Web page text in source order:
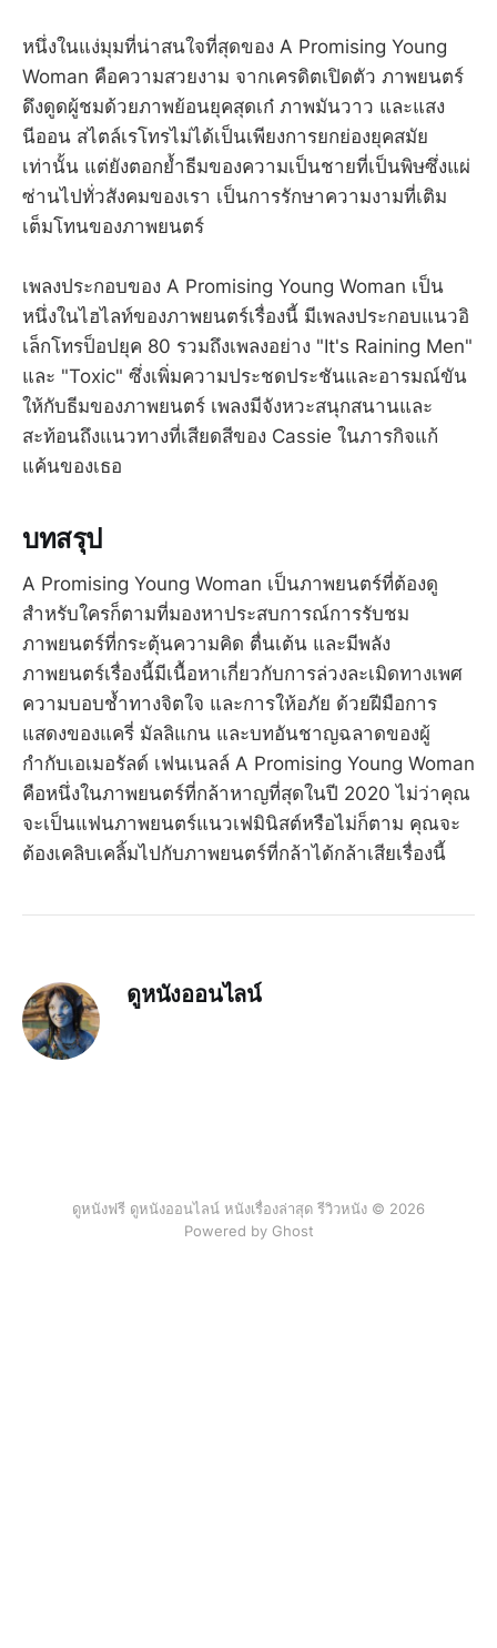
หนึ่งในแง่มุมที่น่าสนใจที่สุดของ A Promising Young
Woman คือความสวยงาม จากเครดิตเปิดตัว ภาพยนตร์
ดึงดูดผู้ชมด้วยภาพย้อนยุคสุดเก๋ ภาพมันวาว และแสง
นีออน สไตล์เรโทรไม่ได้เป็นเพียงการยกย่องยุคสมัย
เท่านั้น แต่ยังตอกย้ำธีมของความเป็นชายที่เป็นพิษซึ่งแผ่
ซ่านไปทั่วสังคมของเรา เป็นการรักษาความงามที่เติม
เต็มโทนของภาพยนตร์
เพลงประกอบของ A Promising Young Woman เป็น
หนึ่งในไฮไลท์ของภาพยนตร์เรื่องนี้ มีเพลงประกอบแนวอิ
เล็กโทรป็อปยุค 80 รวมถึงเพลงอย่าง "It's Raining Men"
และ "Toxic" ซึ่งเพิ่มความประชดประชันและอารมณ์ขัน
ให้กับธีมของภาพยนตร์ เพลงมีจังหวะสนุกสนานและ
สะท้อนถึงแนวทางที่เสียดสีของ Cassie ในภารกิจแก้
แค้นของเธอ
บทสรุป
A Promising Young Woman เป็นภาพยนตร์ที่ต้องดู
สำหรับใครก็ตามที่มองหาประสบการณ์การรับชม
ภาพยนตร์ที่กระตุ้นความคิด ตื่นเต้น และมีพลัง
ภาพยนตร์เรื่องนี้มีเนื้อหาเกี่ยวกับการล่วงละเมิดทางเพศ
ความบอบช้ำทางจิตใจ และการให้อภัย ด้วยฝีมือการ
แสดงของแครี่ มัลลิแกน และบทอันชาญฉลาดของผู้
กำกับเอเมอรัลด์ เฟนเนลล์ A Promising Young Woman
คือหนึ่งในภาพยนตร์ที่กล้าหาญที่สุดในปี 2020 ไม่ว่าคุณ
จะเป็นแฟนภาพยนตร์แนวเฟมินิสต์หรือไม่ก็ตาม คุณจะ
ต้องเคลิบเคลิ้มไปกับภาพยนตร์ที่กล้าได้กล้าเสียเรื่องนี้
ดูหนังออนไลน์
ดูหนังฟรี ดูหนังออนไลน์ หนังเรื่องล่าสุด รีวิวหนัง © 2026
Powered by Ghost